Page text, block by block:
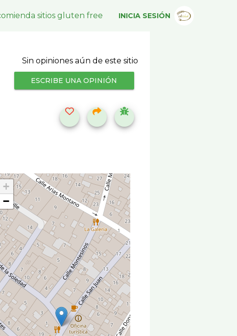
sitios gluten free INICIA SESIÓN
Sin opiniones aún de este sitio
ESCRIBE UNA OPINIÓN
+
−